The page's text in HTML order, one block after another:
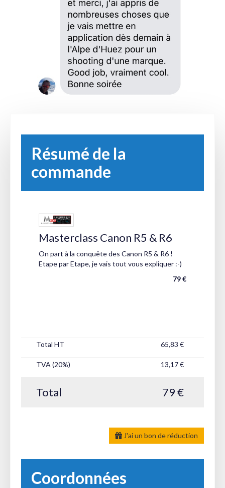
Résumé de la
commande
Masterclass Canon R5 & R6
On part à la conquête des Canon R5 & R6 !
Etape par Etape, je vais tout vous expliquer :-)
79 €
Total HT 65,83 €
TVA (20%) 13,17 €
Total 79 €
J'ai un bon de réduction
Coordonnées